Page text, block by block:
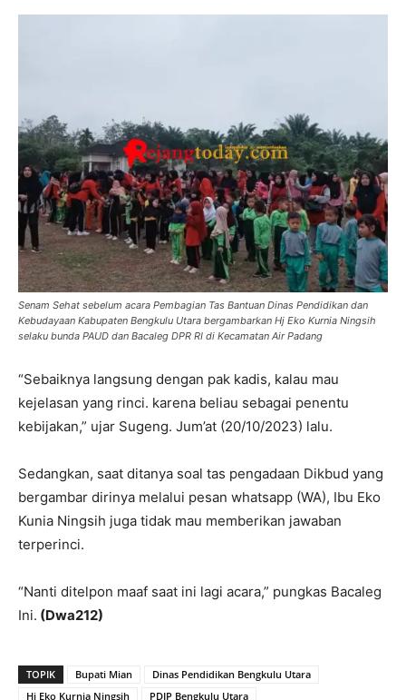
Senam Sehat sebelum acara Pembagian Tas Bantuan Dinas Pendidikan dan
Kebudayaan Kabupaten Bengkulu Utara bergambarkan Hj Eko Kurnia Ningsih
selaku bunda PAUD dan Bacaleg DPR RI di Kecamatan Air Padang
“Sebaiknya langsung dengan pak kadis, kalau mau
kejelasan yang rinci. karena beliau sebagai penentu
kebijakan,” ujar Sugeng. Jum’at (20/10/2023) lalu.
Sedangkan, saat ditanya soal tas pengadaan Dikbud yang
bergambar dirinya melalui pesan whatsapp (WA), Ibu Eko
Kunia Ningsih juga tidak mau memberikan jawaban
terperinci.
“Nanti ditelpon maaf saat ini lagi acara,” pungkas Bacaleg
Ini. (Dwa212)
TOPIK Bupati Mian
Dinas Pendidikan Bengkulu Utara
Hj Eko Kurnia Ningsih
PDIP Bengkulu Utara